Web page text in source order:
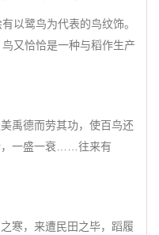
鹭鸟为代表的鸟纹饰。
又恰恰是一种与稻作生产
德而劳其功，使百鸟还
，一盛一衰……往来有
，来遭民田之毕，蹈履